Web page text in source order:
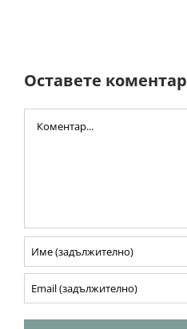
Оставете коментар
Comment